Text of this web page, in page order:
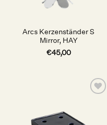
Arcs Kerzenständer S
Mirror, HAY
€45,00